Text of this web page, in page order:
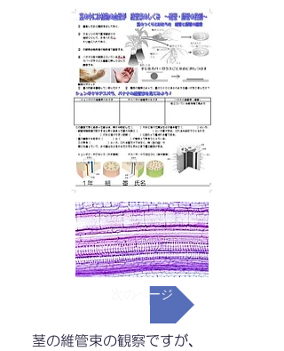
次のページ
茎の維管束の観察ですが、